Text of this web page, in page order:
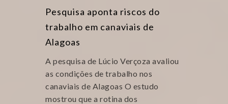
Pesquisa aponta riscos do
trabalho em canaviais de
Alagoas
A pesquisa de Lúcio Verçoza avaliou
as condições de trabalho nos
canaviais de Alagoas O estudo
mostrou que a rotina dos